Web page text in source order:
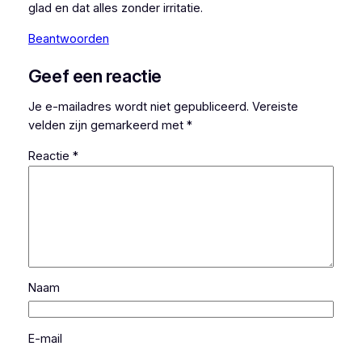
glad en dat alles zonder irritatie.
Beantwoorden
Geef een reactie
Je e-mailadres wordt niet gepubliceerd. Vereiste
velden zijn gemarkeerd met *
Reactie *
Naam
E-mail